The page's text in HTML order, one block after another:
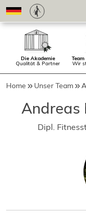
Die Akademie
Qualität & Partner Wir
Home Unser Team
Andreas
Dipl.